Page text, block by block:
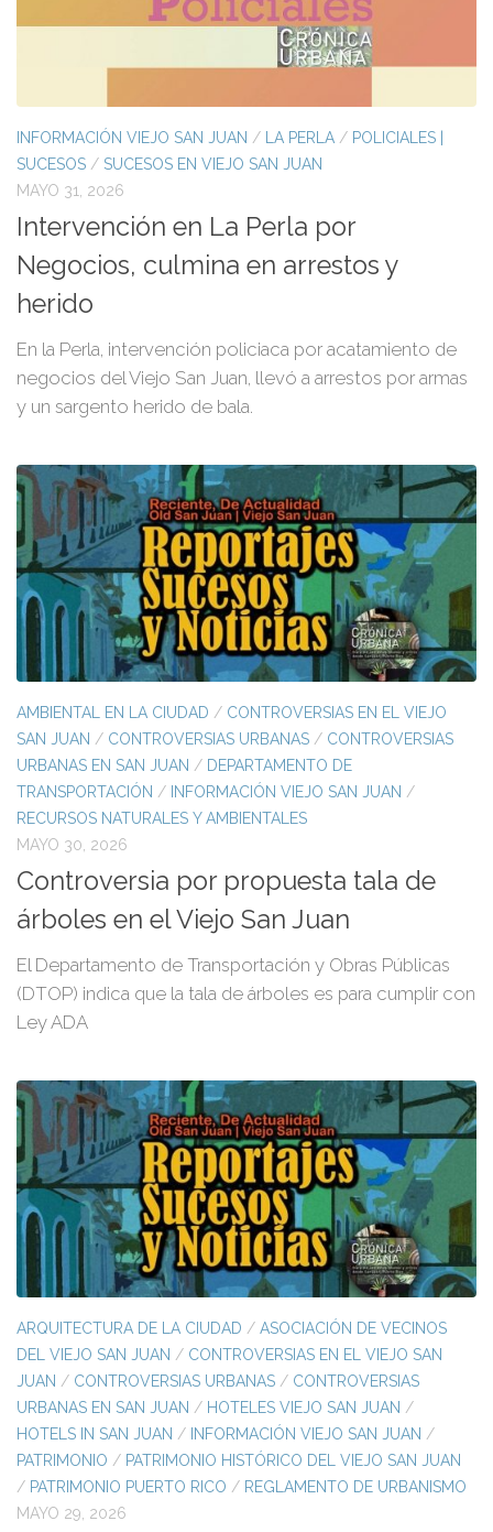
INFORMACIÓN VIEJO SAN JUAN / LA PERLA / POLICIALES |
SUCESOS / SUCESOS EN VIEJO SAN JUAN
MAYO 31, 2026
Intervención en La Perla por
Negocios, culmina en arrestos y
herido
En la Perla, intervención policiaca por acatamiento de
negocios del Viejo San Juan, llevó a arrestos por armas
y un sargento herido de bala.
AMBIENTAL EN LA CIUDAD / CONTROVERSIAS EN EL VIEJO
SAN JUAN / CONTROVERSIAS URBANAS / CONTROVERSIAS
URBANAS EN SAN JUAN / DEPARTAMENTO DE
TRANSPORTACIÓN / INFORMACIÓN VIEJO SAN JUAN /
RECURSOS NATURALES Y AMBIENTALES
MAYO 30, 2026
Controversia por propuesta tala de
árboles en el Viejo San Juan
El Departamento de Transportación y Obras Públicas
(DTOP) indica que la tala de árboles es para cumplir con
Ley ADA
ARQUITECTURA DE LA CIUDAD / ASOCIACIÓN DE VECINOS
DEL VIEJO SAN JUAN / CONTROVERSIAS EN EL VIEJO SAN
JUAN / CONTROVERSIAS URBANAS / CONTROVERSIAS
URBANAS EN SAN JUAN / HOTELES VIEJO SAN JUAN /
HOTELS IN SAN JUAN / INFORMACIÓN VIEJO SAN JUAN /
PATRIMONIO / PATRIMONIO HISTÓRICO DEL VIEJO SAN JUAN
/ PATRIMONIO PUERTO RICO / REGLAMENTO DE URBANISMO
MAYO 29, 2026